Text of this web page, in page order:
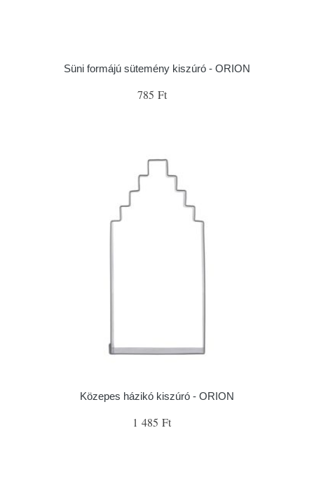
Süni formájú sütemény kiszúró - ORION
785 Ft
Közepes házikó kiszúró - ORION
1 485 Ft